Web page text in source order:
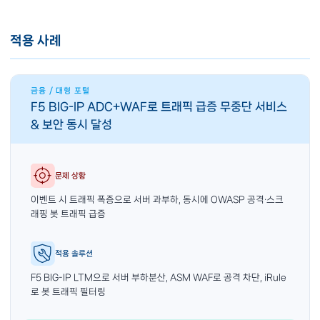
적용 사례
금융 / 대형 포털
F5 BIG-IP ADC+WAF로 트래픽 급증 무중단 서비스
& 보안 동시 달성
문제 상황
이벤트 시 트래픽 폭증으로 서버 과부하, 동시에 OWASP 공격·스크
래핑 봇 트래픽 급증
적용 솔루션
F5 BIG-IP LTM으로 서버 부하분산, ASM WAF로 공격 차단, iRule
로 봇 트래픽 필터링